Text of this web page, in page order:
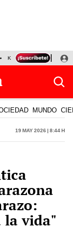
KENJI FUJIMORI
MUNDO
19 May 2026 | 8:44 h
la vida"